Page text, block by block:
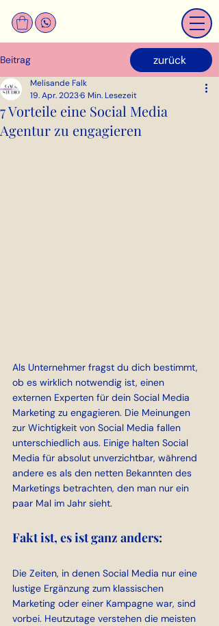
Beitrag
7 Vorteile eine Social Media
Agentur zu engagieren
Melisande Falk
19. Apr. 20236 Min. Lesezeit
Als Unternehmer fragst du dich bestimmt,
ob es wirklich notwendig ist, einen
externen Experten für dein Social Media
Marketing zu engagieren. Die Meinungen
zur Wichtigkeit von Social Media fallen
unterschiedlich aus. Einige halten Social
Media für absolut unverzichtbar, während
andere es als den netten Bekannten des
Marketings betrachten, den man nur ein
paar Mal im Jahr sieht.
Fakt ist, es ist ganz anders:
Die Zeiten, in denen Social Media nur eine
lustige Ergänzung zum klassischen
Marketing oder einer Kampagne war, sind
vorbei. Heutzutage verstehen die meisten
zurück